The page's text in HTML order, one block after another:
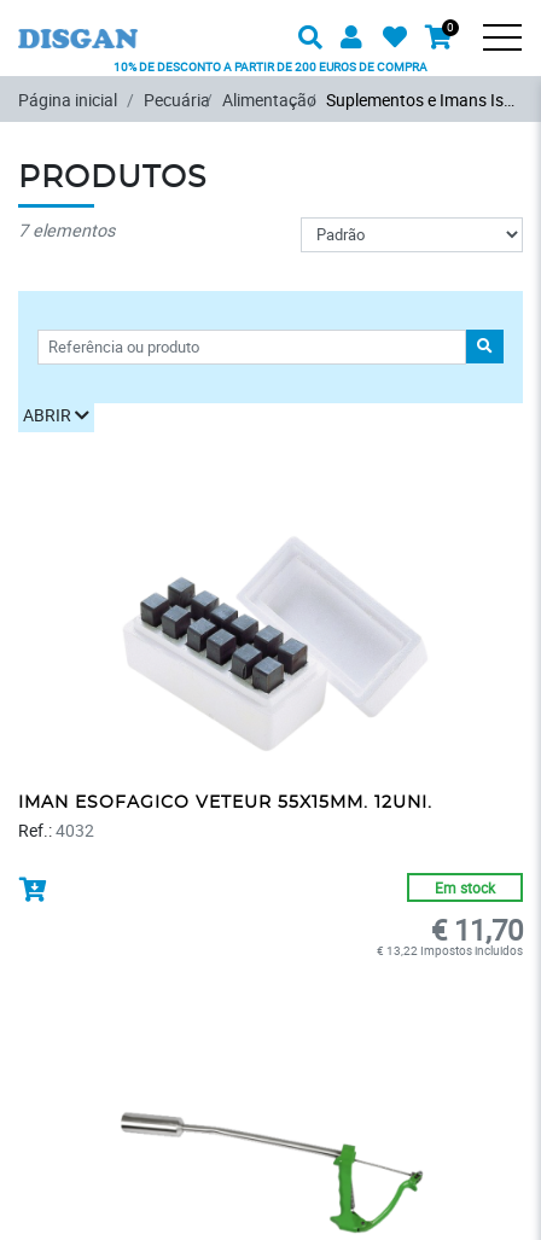
Ir para o conteúdo principal
10% DE DESCONTO A PARTIR DE 200 EUROS DE COMPRA
Procurar
UsuárioFavoritos
0
Produto
Página inicial Pecuária Alimentação Suplementos e Imans Isofágicos
PRODUTOS
7 elementos Pedido
FILTROS
ABRIR
IMAN ESOFAGICO VETEUR 55X15MM. 12UNI.
Ref.:4032
Em stock
€ 11,70
€ 13,22 Impostos incluidos